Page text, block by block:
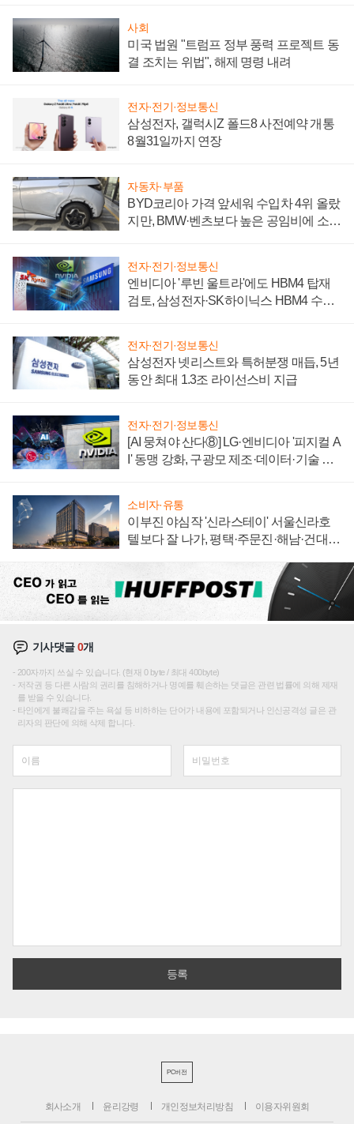
사회
미국 법원 "트럼프 정부 풍력 프로젝트 동
결 조치는 위법", 해제 명령 내려
전자·전기·정보통신
삼성전자, 갤럭시Z 폴드8 사전예약 개통
8월31일까지 연장
자동차·부품
BYD코리아 가격 앞세워 수입차 4위 올랐
지만, BMW·벤츠보다 높은 공임비에 소비
전자·전기·정보통신
엔비디아 '루빈 울트라'에도 HBM4 탑재
검토, 삼성전자·SK하이닉스 HBM4 수율
전자·전기·정보통신
삼성전자 넷리스트와 특허분쟁 매듭, 5년
동안 최대 1.3조 라이선스비 지급
전자·전기·정보통신
[AI 뭉쳐야 산다⑧] LG·엔비디아 '피지컬 A
I' 동맹 강화, 구광모 제조·데이터·기술 결
소비자·유통
이부진 야심작 '신라스테이' 서울신라호
텔보다 잘 나가, 평택·주문진·해남·건대로
기사댓글0개
200자까지 쓰실 수 있습니다. (현재 0 byte / 최대 400byte)
저작권 등 다른 사람의 권리를 침해하거나 명예를 훼손하는 댓글은 관련 법률에 의해 제재
를 받을 수 있습니다.
타인에게 불쾌감을 주는 욕설 등 비하하는 단어가 내용에 포함되거나 인신공격성 글은 관
리자의 판단에 의해 삭제 합니다.
PC버전
회사소개 윤리강령 개인정보처리방침 이용자위원회